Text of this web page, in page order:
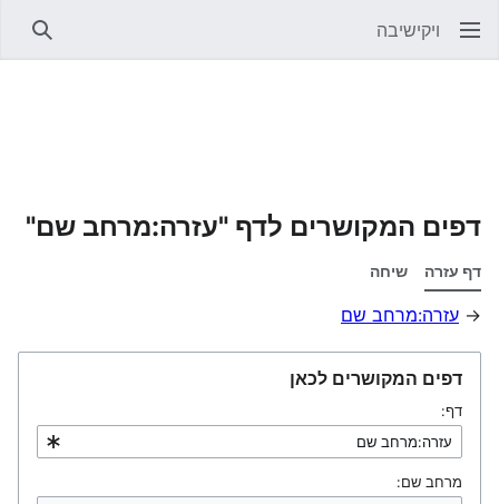
ויקישיבה
דפים המקושרים לדף "עזרה:מרחב שם"
דף עזרה שיחה
→ עזרה:מרחב שם
דפים המקושרים לכאן
דף:
מרחב שם: